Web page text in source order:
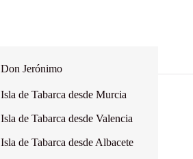
Don Jerónimo
Gloria Playa
Masin
Isla de Tabarca desde Murcia
Isla de Tabarca desde Valencia
Isla de Tabarca desde Albacete